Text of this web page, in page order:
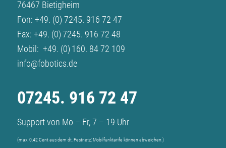
76467 Bietigheim
Fon: +49. (0) 7245. 916 72 47
Fax: +49. (0) 7245. 916 72 48
Mobil: +49. (0) 160. 84 72 109
info@fobotics.de
07245. 916 72 47
Support von Mo – Fr, 7 – 19 Uhr
(max. 0,42 Cent aus dem dt. Festnetz; Mobilfunktarife können abweichen.)